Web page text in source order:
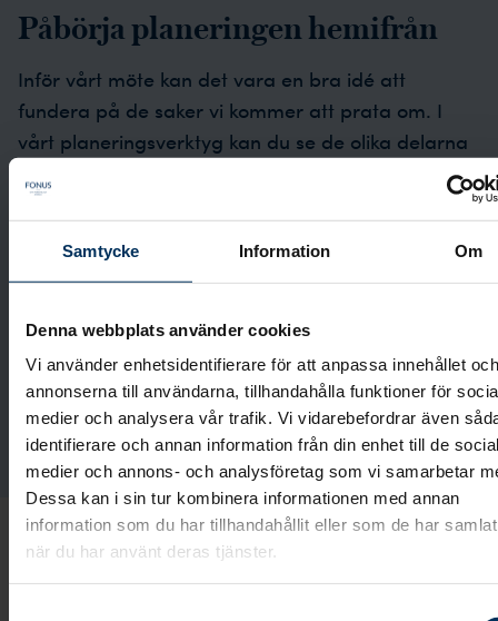
Samtycke Information Om
Denna webbplats använder cookies
Vi använder enhetsidentifierare för att anpassa innehållet och
annonserna till användarna, tillhandahålla funktioner för
medier och analysera vår trafik. Vi vidarebefordrar även
identifierare och annan information från din enhet till de
medier och annons- och analysföretag som vi samarbetar
Dessa kan i sin tur kombinera informationen med annan
information som du har tillhandahållit eller som de har
när du har använt deras tjänster.
Påbörja planeringen hemifrån
Inför vårt möte kan det vara en bra idé att
fundera på de saker vi kommer att prata om. I
vårt planeringsverktyg kan du se de olika delarna
påbörja planeringen hemifrån om du vill. Du väljer
som känns lite svårare kan vi göra tillsammans.
Planera begravning
Utforma gravsten